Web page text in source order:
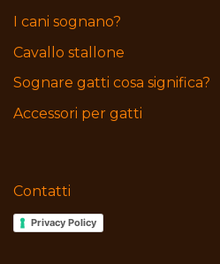
I cani sognano?
Cavallo stallone
Sognare gatti cosa significa?
Accessori per gatti
Contatti
Privacy Policy